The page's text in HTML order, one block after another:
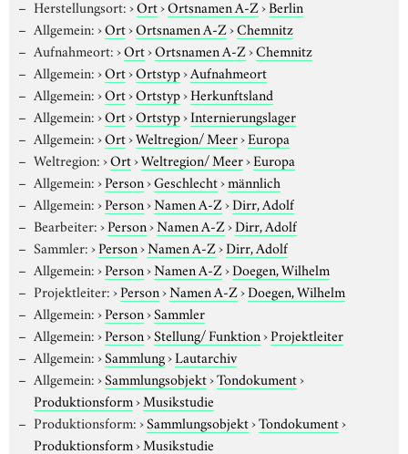
Herstellungsort:›Ort›Ortsnamen A-Z›Berlin
Allgemein:›Ort›Ortsnamen A-Z›Chemnitz
Aufnahmeort:›Ort›Ortsnamen A-Z›Chemnitz
Allgemein:›Ort›Ortstyp›Aufnahmeort
Allgemein:›Ort›Ortstyp›Herkunftsland
Allgemein:›Ort›Ortstyp›Internierungslager
Allgemein:›Ort›Weltregion/ Meer›Europa
Weltregion:›Ort›Weltregion/ Meer›Europa
Allgemein:›Person›Geschlecht›männlich
Allgemein:›Person›Namen A-Z›Dirr, Adolf
Bearbeiter:›Person›Namen A-Z›Dirr, Adolf
Sammler:›Person›Namen A-Z›Dirr, Adolf
Allgemein:›Person›Namen A-Z›Doegen, Wilhelm
Projektleiter:›Person›Namen A-Z›Doegen, Wilhelm
Allgemein:›Person›Sammler
Allgemein:›Person›Stellung/ Funktion›Projektleiter
Allgemein:›Sammlung›Lautarchiv
Allgemein:›Sammlungsobjekt›Tondokument›
Produktionsform›Musikstudie
Produktionsform:›Sammlungsobjekt›Tondokument›
Produktionsform›Musikstudie